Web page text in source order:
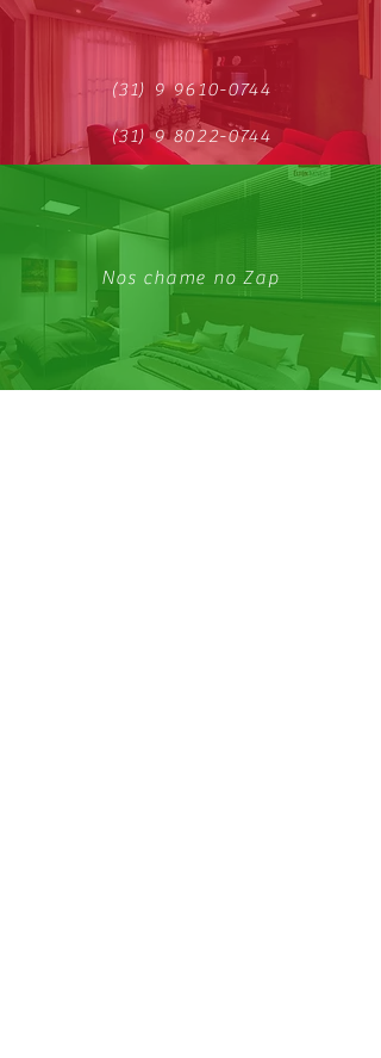
(31) 9 9610-0744
(31) 9 8022-0744
Nos chame no Zap